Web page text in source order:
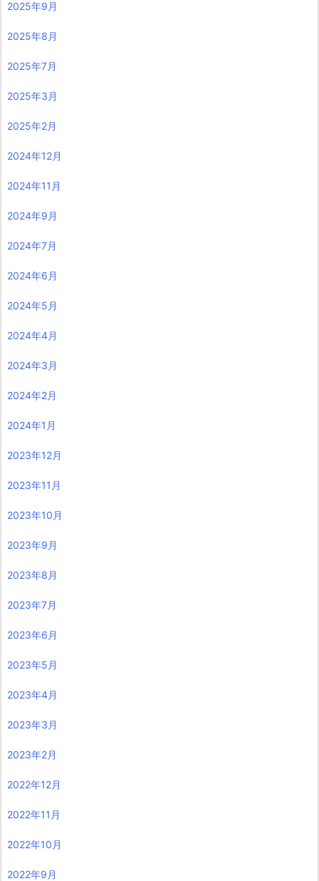
2025年9月
2025年8月
2025年7月
2025年3月
2025年2月
2024年12月
2024年11月
2024年9月
2024年7月
2024年6月
2024年5月
2024年4月
2024年3月
2024年2月
2024年1月
2023年12月
2023年11月
2023年10月
2023年9月
2023年8月
2023年7月
2023年6月
2023年5月
2023年4月
2023年3月
2023年2月
2022年12月
2022年11月
2022年10月
2022年9月